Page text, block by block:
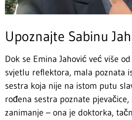
Upoznajte Sabinu
Dok se Emina Jahović već više
svjetlu reflektora, mala poznata
sestra koja nije na istom putu
rođena sestra poznate
zanimanje – ona je doktorka,